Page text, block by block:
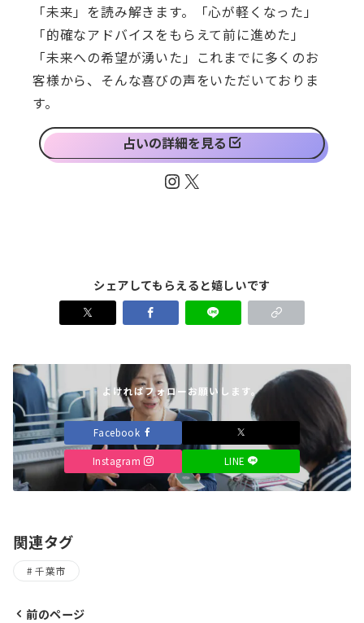
「未来」を読み解きます。「心が軽くなった」
「的確なアドバイスをもらえて前に進めた」
「未来への希望が湧いた」これまでに多くのお
客様から、そんな喜びの声をいただいておりま
す。
占いの詳細を見る
Instagram
X
シェアしてもらえると嬉しいです
よければフォローお願いします。
Facebook
Instagram LINE
関連タグ
千葉市
前のページ